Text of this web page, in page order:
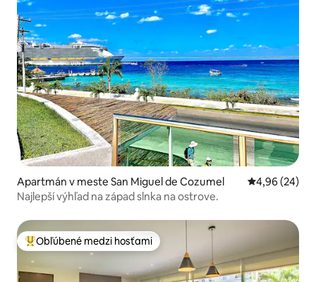
Apartmán v meste San Miguel de Cozumel Priemerné
4,96 (24)
Najlepší výhľad na západ slnka na ostrove.
Najobľúbenejšie medzi hosťami
Obľúbené medzi hosťami